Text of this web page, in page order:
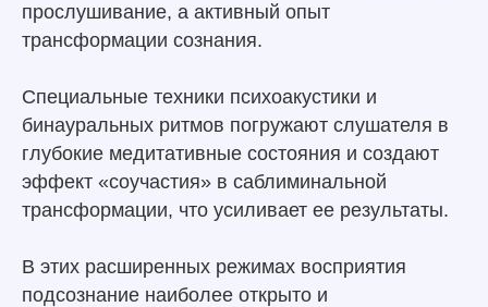
прослушивание, а активный опыт
трансформации сознания.
Специальные техники психоакустики и
бинауральных ритмов погружают слушателя в
глубокие медитативные состояния и создают
эффект «соучастия» в саблиминальной
трансформации, что усиливает ее результаты.
В этих расширенных режимах восприятия
подсознание наиболее открыто и